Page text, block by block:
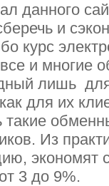
данного
и
курс
и многие
лишь
для их
такие
Из
экономят
от 3 до 9%.